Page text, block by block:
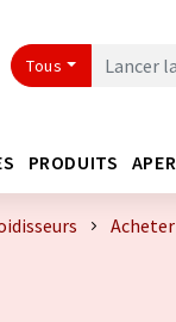
Tous
PRODUITS